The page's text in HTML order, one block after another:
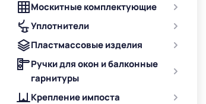
Москитные комплектующие
Уплотнители
Пластмассовые изделия
Ручки для окон и балконные
гарнитуры
Крепление импоста